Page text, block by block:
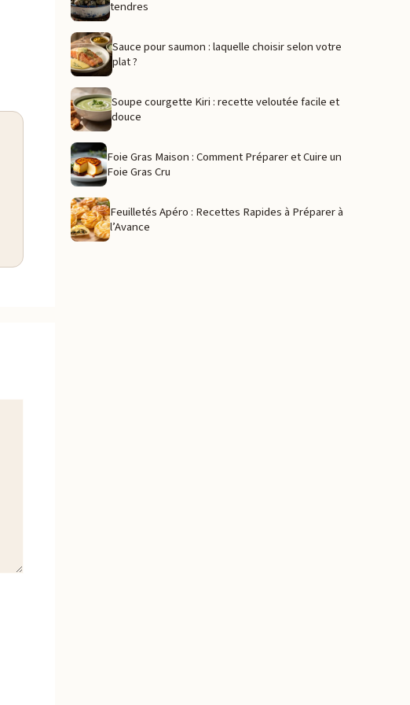
tendres
Sauce pour saumon : laquelle choisir selon votre
plat ?
Soupe courgette Kiri : recette veloutée facile et
douce
Foie Gras Maison : Comment Préparer et Cuire un
Foie Gras Cru
Feuilletés Apéro : Recettes Rapides à Préparer à
l’Avance